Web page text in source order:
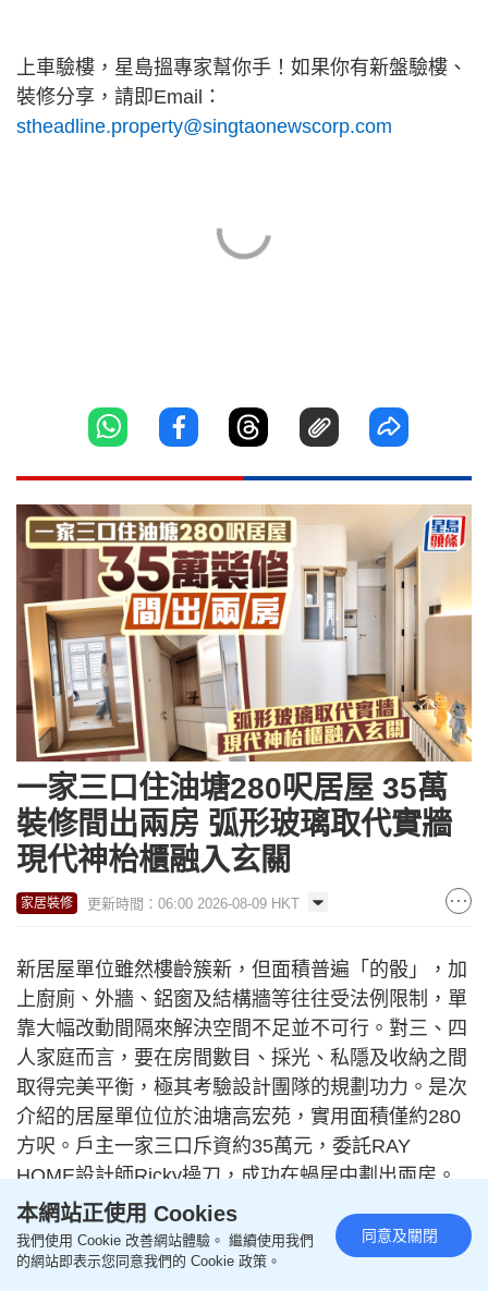
上車驗樓，星島搵專家幫你手！如果你有新盤驗樓、
裝修分享，請即Email：
stheadline.property@singtaonewscorp.com
一家三口住油塘280呎居屋 35萬
裝修間出兩房 弧形玻璃取代實牆
現代神枱櫃融入玄關
家居裝修 更新時間：06:00 2026-08-09 HKT
新居屋單位雖然樓齡簇新，但面積普遍「的骰」，加
上廚廁、外牆、鋁窗及結構牆等往往受法例限制，單
靠大幅改動間隔來解決空間不足並不可行。對三、四
人家庭而言，要在房間數目、採光、私隱及收納之間
取得完美平衡，極其考驗設計團隊的規劃功力。是次
介紹的居屋單位位於油塘高宏苑，實用面積僅約280
方呎。戶主一家三口斥資約35萬元，委託RAY
HOME設計師Ricky操刀，成功在蝸居中劃出兩房。
全屋巧妙運用現代化神櫃、弧形玻璃半牆、長虹玻璃
趟門及淺木色訂造傢俬，打造出兼顧功能、美感與舒
適度的溫馨親子宅。
本網站正使用 Cookies
我們使用 Cookie 改善網站體驗。 繼續使用我們
的網站即表示您同意我們的 Cookie 政策。
同意及關閉